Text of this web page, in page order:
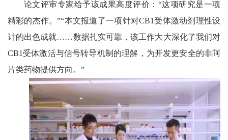
论文评审专家给予该成果高度评价：“这项研究是一项
精彩的杰作。”“本文报道了一项针对CB1受体激动剂理性设
计的出色成就……数据扎实可靠，该工作大大深化了我们对
CB1受体激活与信号转导机制的理解，为开发更安全的非阿
片类药物提供方向。”